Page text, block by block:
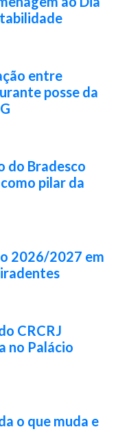
entre
posse da
do Bradesco
pilar da
2026/2027 em
CRCRJ
no Palácio
o que muda e